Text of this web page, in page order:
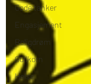
Gode tanker
Engasjement
Boligdrøm
Gullkorn
Helse